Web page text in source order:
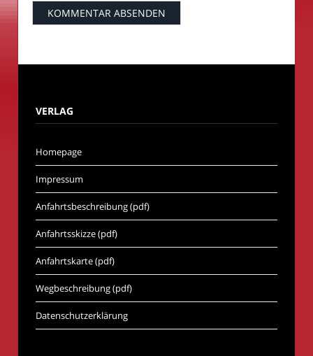
VERLAG
Homepage
Impressum
Anfahrtsbeschreibung (pdf)
Anfahrtsskizze (pdf)
Anfahrtskarte (pdf)
Wegbeschreibung (pdf)
Datenschutzerklärung